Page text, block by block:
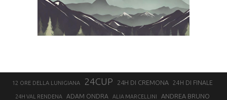
12 ORE DELLA LUNIGIANA 24CUP 24H DI CREMONA 24H DI FINALE
24H VAL RENDENA ADAM ONDRA ALIA MARCELLINI ANDREA BRUNO